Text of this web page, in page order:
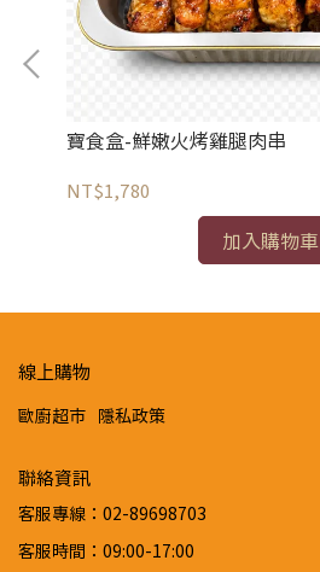
寶食盒-鮮嫩火烤雞腿肉串
NT$1,780
加入購物車
線上購物
歐廚超市 隱私政策
聯絡資訊
客服專線：02-89698703
客服時間：09:00-17:00